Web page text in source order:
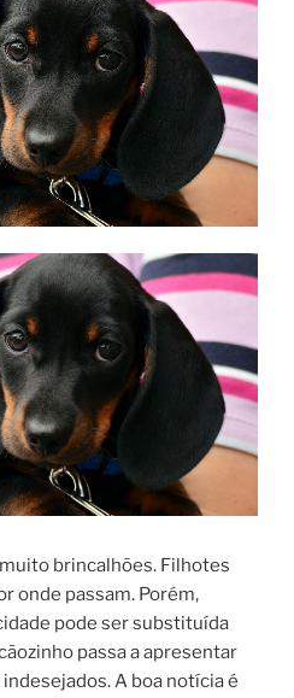
brincalhões. Filhotes
onde passam. Porém,
pode ser substituída
passa a apresentar
A boa notícia é